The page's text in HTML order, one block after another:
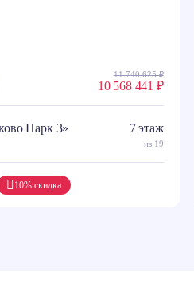
11 740 625 ₽
10 568 441 ₽
Парк 3» 7 этаж
из 19
10% скидка